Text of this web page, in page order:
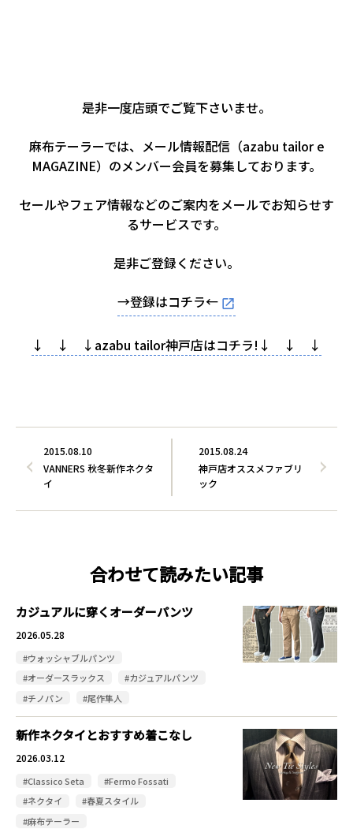
是非一度店頭でご覧下さいませ。
麻布テーラーでは、メール情報配信（azabu tailor e
MAGAZINE）のメンバー会員を募集しております。
セールやフェア情報などのご案内をメールでお知らせす
るサービスです。
是非ご登録ください。
→登録はコチラ←
↓ ↓ ↓azabu tailor神戸店はコチラ!↓ ↓ ↓
2015.08.24
神戸店オススメファブリ
ック
2015.08.10
VANNERS 秋冬新作ネクタ
イ
合わせて読みたい記事
カジュアルに穿くオーダーパンツ
2026.05.28
#ウォッシャブルパンツ
#オーダースラックス
#カジュアルパンツ
#チノパン
#尾作隼人
新作ネクタイとおすすめ着こなし
2026.03.12
#Classico Seta
#Fermo Fossati
#ネクタイ
#春夏スタイル
#麻布テーラー